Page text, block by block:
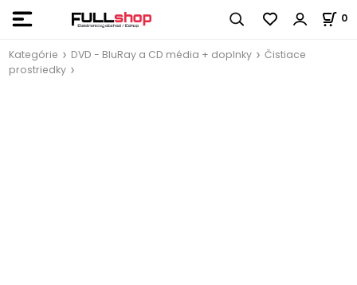
0
Kategórie DVD - BluRay a CD média + doplnky
Čistiace
prostriedky